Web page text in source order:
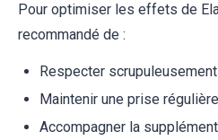
Pour optimiser les effets de
recommandé de :
Respecter
Maintenir une prise
Accompagner la